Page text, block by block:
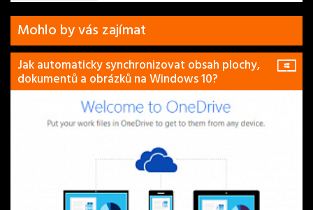
Mohlo by vás zajímat
Jak automaticky synchronizovat obsah plochy,
dokumentů a obrázků na Windows 10?